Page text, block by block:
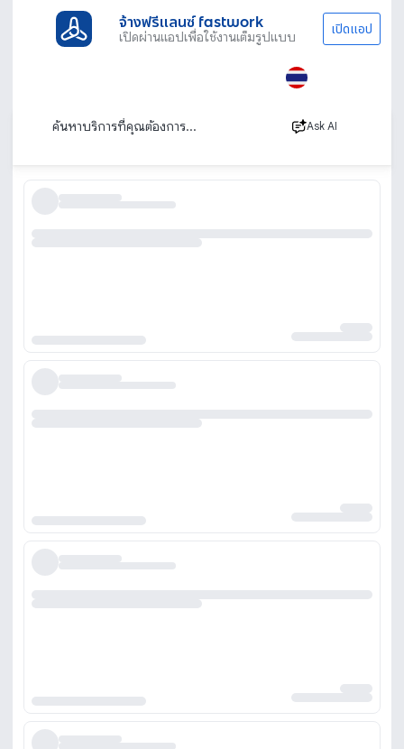
จ้างฟรีแลนซ์ fastwork
เปิดผ่านแอปเพื่อใช้งานเต็มรูปแบบ เปิดแอป
Ask AI
ร้านปั๊มกุญแจ รับปั๊มกุญแจ ทำกุญแจ ทุกชนิด
เรียงตาม